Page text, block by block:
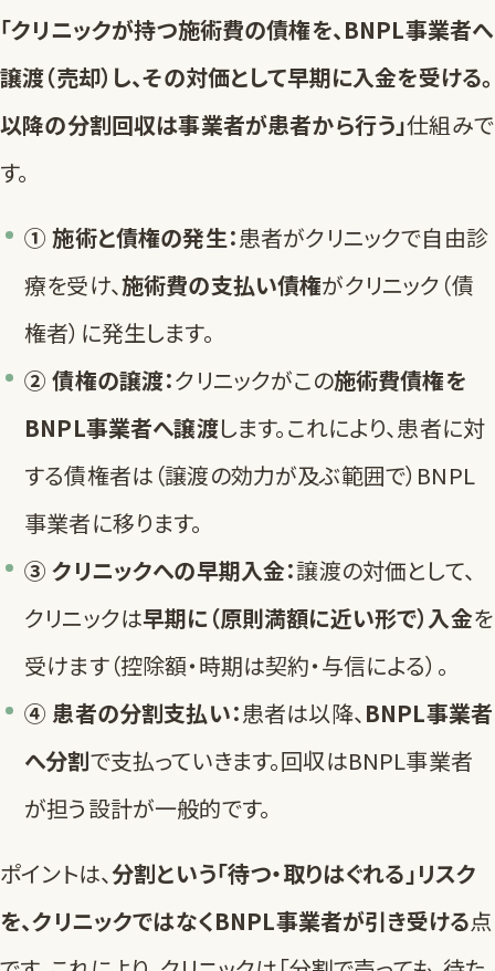
「クリニックが持つ施術費の債権を、BNPL事業者へ
譲渡（売却）し、その対価として早期に入金を受ける。
以降の分割回収は事業者が患者から行う」仕組みで
す。
① 施術と債権の発生：患者がクリニックで自由診
療を受け、施術費の支払い債権がクリニック（債
権者）に発生します。
② 債権の譲渡：クリニックがこの施術費債権を
BNPL事業者へ譲渡します。これにより、患者に対
する債権者は（譲渡の効力が及ぶ範囲で）BNPL
事業者に移ります。
③ クリニックへの早期入金：譲渡の対価として、
クリニックは早期に（原則満額に近い形で）入金を
受けます（控除額・時期は契約・与信による）。
④ 患者の分割支払い：患者は以降、BNPL事業者
へ分割で支払っていきます。回収はBNPL事業者
が担う設計が一般的です。
ポイントは、分割という「待つ・取りはぐれる」リスク
を、クリニックではなくBNPL事業者が引き受ける点